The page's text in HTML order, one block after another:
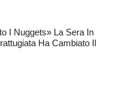
I Nuggets» La Sera In
Ha Cambiato Il